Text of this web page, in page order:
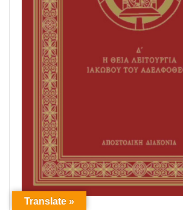
Translate »